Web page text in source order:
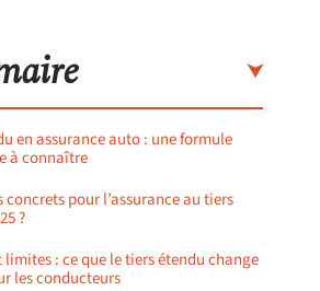
en assurance auto : une formule
à connaître
concrets pour l’assurance au tiers
?
limites : ce que le tiers étendu change
les conducteurs